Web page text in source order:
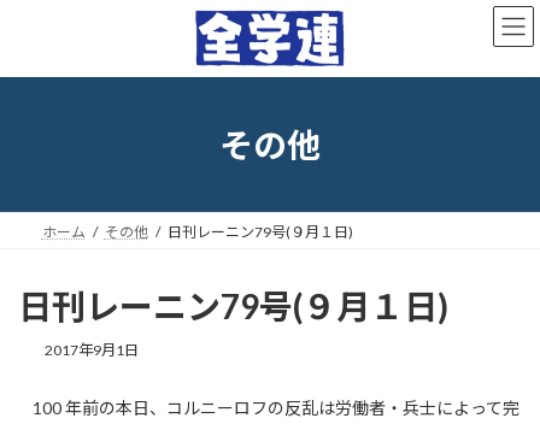
ン
ー
その他
ホーム その他 日刊レーニン79号(９月１日)
日刊レーニン79号(９月１日)
2017年9月1日
新
100 年前の本日、コルニーロフの反乱は労働者・兵士によって完